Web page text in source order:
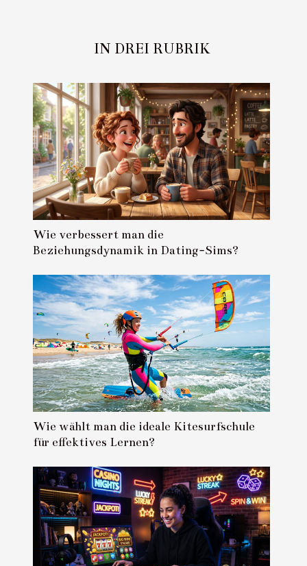
IN DREI RUBRIK
Wie verbessert man die
Beziehungsdynamik in Dating-Sims?
Wie wählt man die ideale Kitesurfschule
für effektives Lernen?